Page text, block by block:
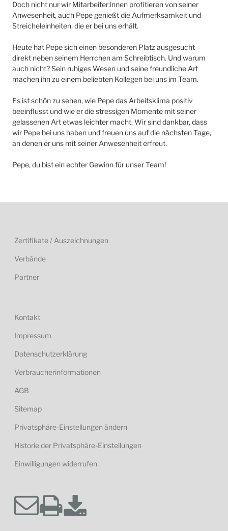
Doch nicht nur wir Mitarbeiter:innen profitieren von seiner
Anwesenheit, auch Pepe genießt die Aufmerksamkeit und
Streicheleinheiten, die er bei uns erhält.
Heute hat Pepe sich einen besonderen Platz ausgesucht –
direkt neben seinem Herrchen am Schreibtisch. Und warum
auch nicht? Sein ruhiges Wesen und seine freundliche Art
machen ihn zu einem beliebten Kollegen bei uns im Team.
Es ist schön zu sehen, wie Pepe das Arbeitsklima positiv
beeinflusst und wie er die stressigen Momente mit seiner
gelassenen Art etwas leichter macht. Wir sind dankbar, dass
wir Pepe bei uns haben und freuen uns auf die nächsten Tage,
an denen er uns mit seiner Anwesenheit erfreut.
Pepe, du bist ein echter Gewinn für unser Team!
Zertifikate / Auszeichnungen
Verbände
Partner
Kontakt
Impressum
Datenschutzerklärung
Verbraucherinformationen
AGB
Sitemap
Privatsphäre-Einstellungen ändern
Historie der Privatsphäre-Einstellungen
Einwilligungen widerrufen